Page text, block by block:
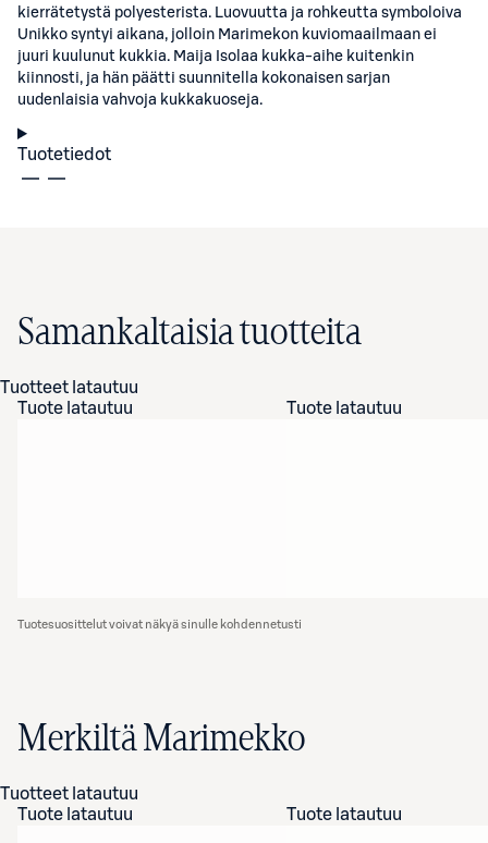
kierrätetystä polyesterista. Luovuutta ja rohkeutta symboloiva
Unikko syntyi aikana, jolloin Marimekon kuviomaailmaan ei
juuri kuulunut kukkia. Maija Isolaa kukka-aihe kuitenkin
kiinnosti, ja hän päätti suunnitella kokonaisen sarjan
uudenlaisia vahvoja kukkakuoseja.
Tuotetiedot
Samankaltaisia tuotteita
Tuotteet latautuu
Tuote latautuu
Tuote latautuu
Tuotesuosittelut voivat näkyä sinulle kohdennetusti
Merkiltä Marimekko
Tuotteet latautuu
Tuote latautuu
Tuote latautuu